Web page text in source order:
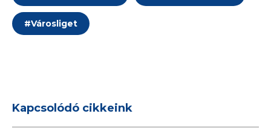
#Városliget
Kapcsolódó cikkeink